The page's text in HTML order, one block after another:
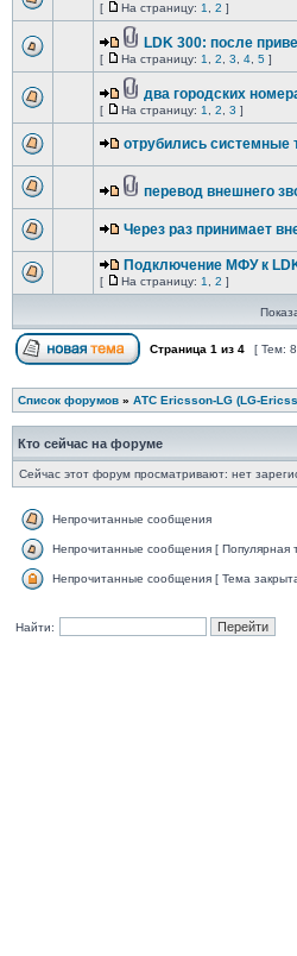
[ На страницу: 1 2 ]
LDK 300: после
[ На страницу: 1 2 3 4 5 ]
два городских
[ На страницу: 1 2 3 ]
отрубились
перевод внешнего
Через раз принимает
Подключение МФУ к
[ На страницу: 1 2 ]
Страница 1 из 4 [ Тем:
Список форумов » АТС Ericsson-LG (LG-
Кто сейчас на форуме
Сейчас этот форум просматривают: нет
Непрочитанные сообщения
Непрочитанные сообщения [ Популярная
Непрочитанные сообщения [ Тема
Найти: